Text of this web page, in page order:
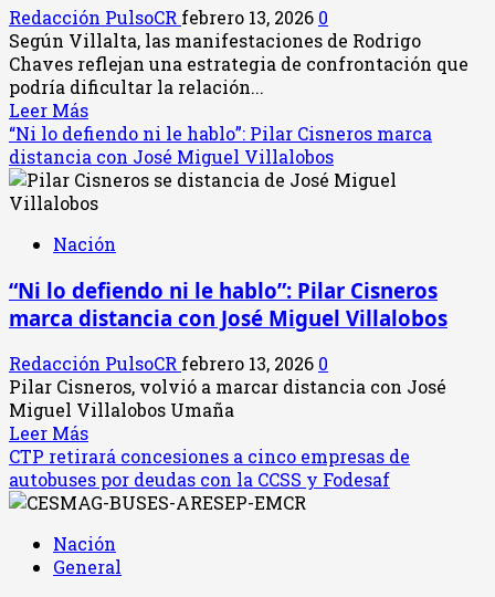
líder
del
Cartel
Jalisco
Nueva
Generación
Redacción PulsoCR febrero 13, 2026 0
Según Villalta, las manifestaciones de Rodrigo
Chaves reflejan una estrategia de confrontación que
podría dificultar la relación...
Leer MásLeer
más
acerca
de
Villalta
de
para
fracasar”
llegada
de
Rodrigo
Chaves
a
Presidencia
“Ni lo defiendo ni le hablo”: Pilar Cisneros marca
distancia con José Miguel Villalobos
Nación
“Ni lo defiendo ni le hablo”: Pilar Cisneros
marca distancia con José Miguel Villalobos
Redacción PulsoCR febrero 13, 2026 0
Pilar Cisneros, volvió a marcar distancia con José
Miguel Villalobos Umaña
Leer MásLeer
más
acerca
de
lo
defiendo
CTP retirará concesiones a cinco empresas de
autobuses por deudas con la CCSS y Fodesaf
Nación
General